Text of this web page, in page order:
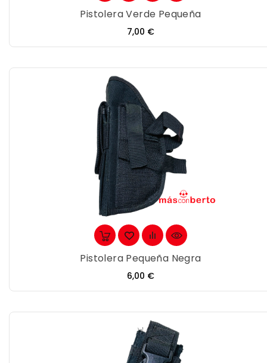
Pistolera Verde Pequeña
Precio
7,00 €
Pistolera Pequeña Negra
Precio
6,00 €